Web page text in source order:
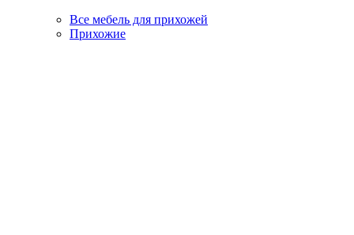
Все мебель для прихожей
Прихожие